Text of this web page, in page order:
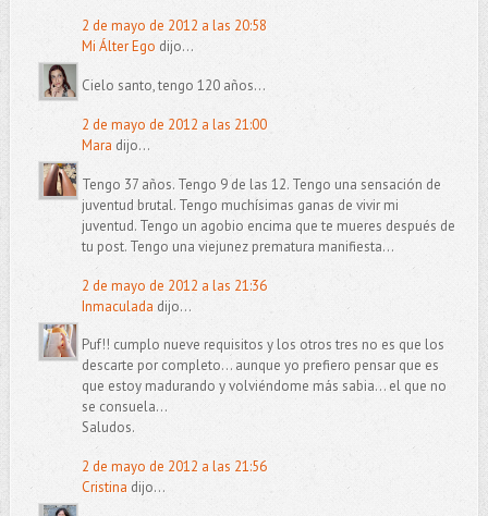
2 de mayo de 2012 a las 20:58
Mi Álter Ego dijo...
Cielo santo, tengo 120 años...
2 de mayo de 2012 a las 21:00
Mara dijo...
Tengo 37 años. Tengo 9 de las 12. Tengo una sensación de
juventud brutal. Tengo muchísimas ganas de vivir mi
juventud. Tengo un agobio encima que te mueres después de
tu post. Tengo una viejunez prematura manifiesta...
2 de mayo de 2012 a las 21:36
Inmaculada dijo...
Puf!! cumplo nueve requisitos y los otros tres no es que los
descarte por completo... aunque yo prefiero pensar que es
que estoy madurando y volviéndome más sabia... el que no
se consuela...
Saludos.
2 de mayo de 2012 a las 21:56
Cristina dijo...